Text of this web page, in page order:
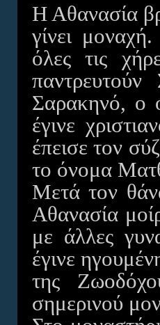
Η Αθανασία
γίνει
όλες τις
Σαρακηνό, ο
έγινε
έπεισε τον
το όνομα
Μετά τον
Αθανασία
με άλλες
έγινε
της
σημερινού